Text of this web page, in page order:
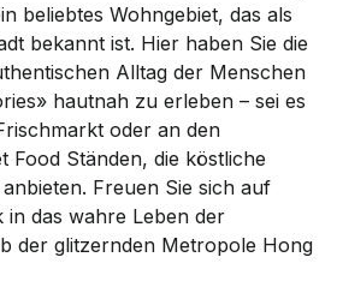
beliebtes Wohngebiet, das als
bekannt ist. Hier haben Sie die
Alltag der Menschen
hautnah zu erleben – sei es
oder an den
Food Ständen, die köstliche
Freuen Sie sich auf
in das wahre Leben der
der glitzernden Metropole Hong